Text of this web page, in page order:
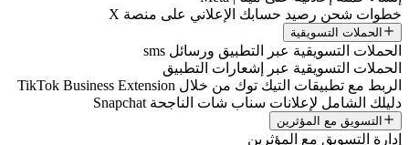
خطوات شحن رصيد حسابك الإعلاني على منصة X
الحملات التسويقية
الحملات التسويقية عبر التطبيق ورسائل sms
الحملات التسويقية عبر إشعارات التطبيق
الربط مع تطبيقات التيك توك من خلال TikTok Business Extension
دليلك الشامل لإعلانات سناب شات الناجحة Snapchat
التسويق مع المؤثرين
إدارة التسويق مع المؤثرين